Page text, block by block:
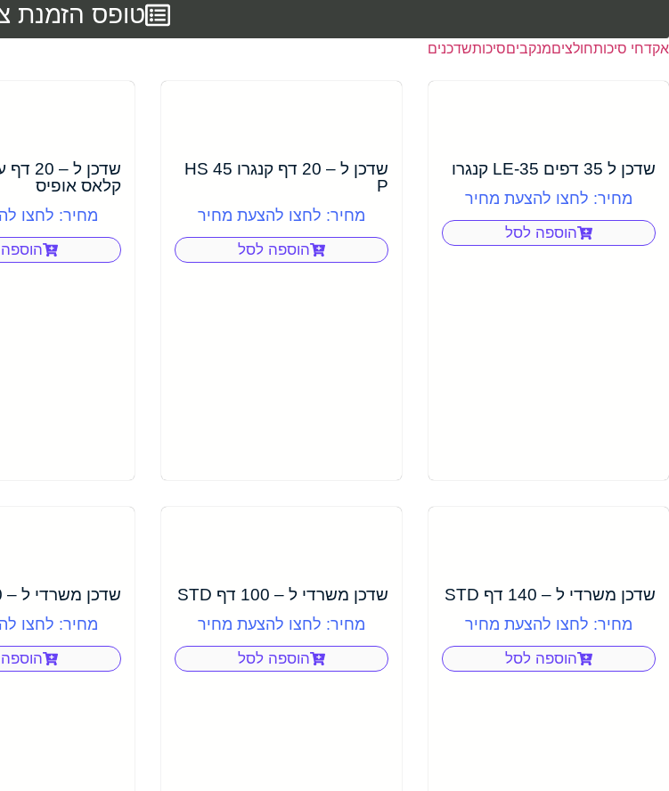
טופס הזמנת
אקדחי סיכותחולציםמנקביםסיכותשדכנים
שדכן ל 35 דפים LE-35 קנגרו
מחיר: לחצו להצעת מחיר
הוספה לסל
שדכן ל – 20 דף קנגרו HS 45
P
מחיר: לחצו להצעת מחיר
הוספה לסל
שדכן ל
קלאס אופיס
מחיר: לחצו
שדכן משרדי ל – 140 דף STD
מחיר: לחצו להצעת מחיר
הוספה לסל
שדכן משרדי ל – 100 דף STD
מחיר: לחצו להצעת מחיר
הוספה לסל
שדכן משרדי ל – 60 דף STD
מחיר: לחצו